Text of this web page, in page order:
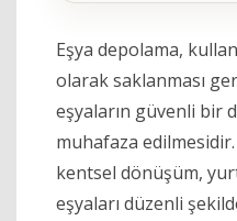
Eşya depolama,
olarak saklanması
eşyaların güvenli bir
muhafaza
kentsel dönüşüm, yurt
eşyaları düzenli